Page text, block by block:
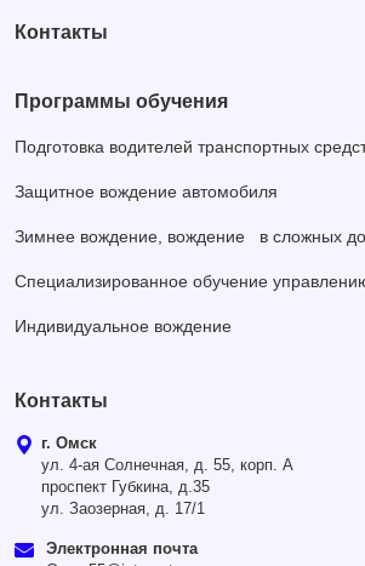
Контакты
Программы обучения
Подготовка водителей транспортных
Защитное вождение автомобиля
Зимнее вождение, вождение в сложных
Специализированное обучение
Индивидуальное вождение
Контакты
г. Омск
ул. 4-ая Солнечная, д. 55, корп. А
проспект Губкина, д.35
ул. Заозерная, д. 17/1
Электронная почта